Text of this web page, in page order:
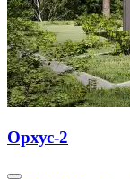
Орхус-2